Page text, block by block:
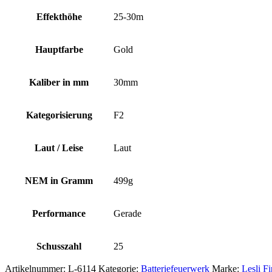
Effekthöhe 25-30m
Hauptfarbe Gold
Kaliber in mm 30mm
Kategorisierung F2
Laut / Leise Laut
NEM in Gramm 499g
Performance Gerade
Schusszahl 25
Artikelnummer: L-6114 Kategorie: Batteriefeuerwerk Marke: Lesli